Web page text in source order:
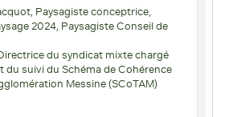
Paysagiste conceptrice,
2024, Paysagiste Conseil de
du syndicat mixte chargé
du suivi du Schéma de Cohérence
Messine (SCoTAM)